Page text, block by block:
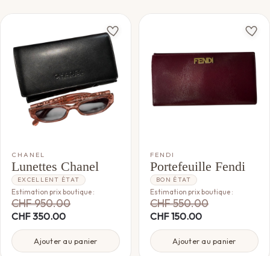
CHANEL
Lunettes Chanel
EXCELLENT ÉTAT
Estimation prix boutique :
CHF950.00
CHF350.00
Ajouter au panier
FENDI
Portefeuille Fendi
BON ÉTAT
Estimation prix boutique :
CHF550.00
CHF150.00
Ajouter au panier